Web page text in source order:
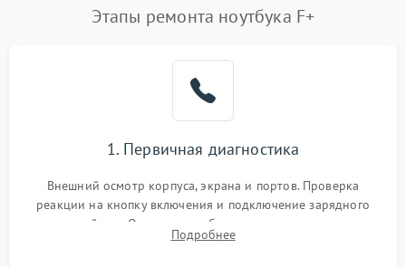
Этапы ремонта ноутбука F+
1. Первичная диагностика
Внешний осмотр корпуса, экрана и портов. Проверка
реакции на кнопку включения и подключение зарядного
устройства. Оценка потребления тока с помощью
лабораторного блока питания для локализации проблемы.
Подробнее